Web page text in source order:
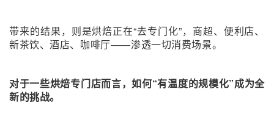
带来的结果，则是烘焙正在“去专门化”，商超、便利店、
新茶饮、酒店、咖啡厅——渗透一切消费场景。
对于一些烘焙专门店而言，如何“有温度的规模化”成为全
新的挑战。